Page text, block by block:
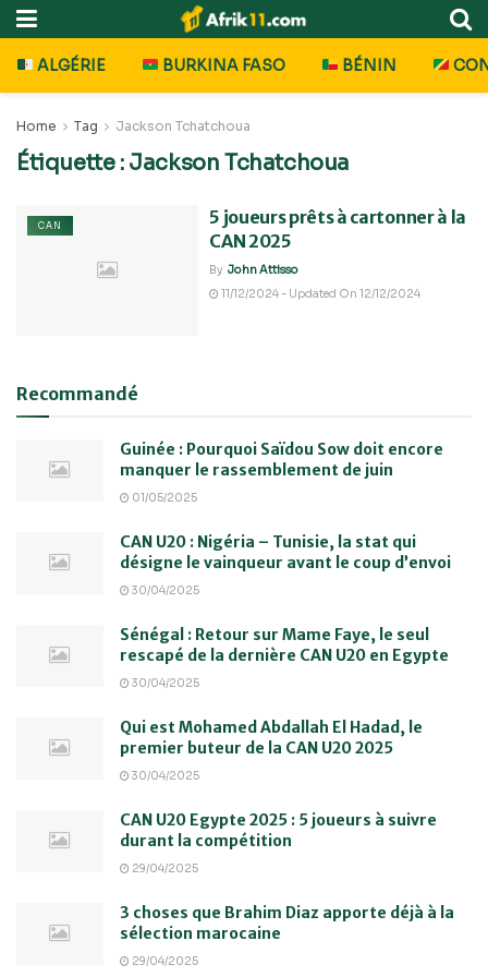
ALGÉRIE BURKINA FASO BÉNIN
Home Tag Jackson Tchatchoua
Étiquette : Jackson Tchatchoua
CAN
5 joueurs prêts à cartonner à la
CAN 2025
By John Attisso
11/12/2024 - Updated On 12/12/2024
Recommandé
Guinée : Pourquoi Saïdou Sow doit encore
manquer le rassemblement de juin
01/05/2025
CAN U20 : Nigéria – Tunisie, la stat qui
désigne le vainqueur avant le coup d’envoi
30/04/2025
Sénégal : Retour sur Mame Faye, le seul
rescapé de la dernière CAN U20 en Egypte
30/04/2025
Qui est Mohamed Abdallah El Hadad, le
premier buteur de la CAN U20 2025
30/04/2025
CAN U20 Egypte 2025 : 5 joueurs à suivre
durant la compétition
29/04/2025
3 choses que Brahim Diaz apporte déjà à la
sélection marocaine
29/04/2025